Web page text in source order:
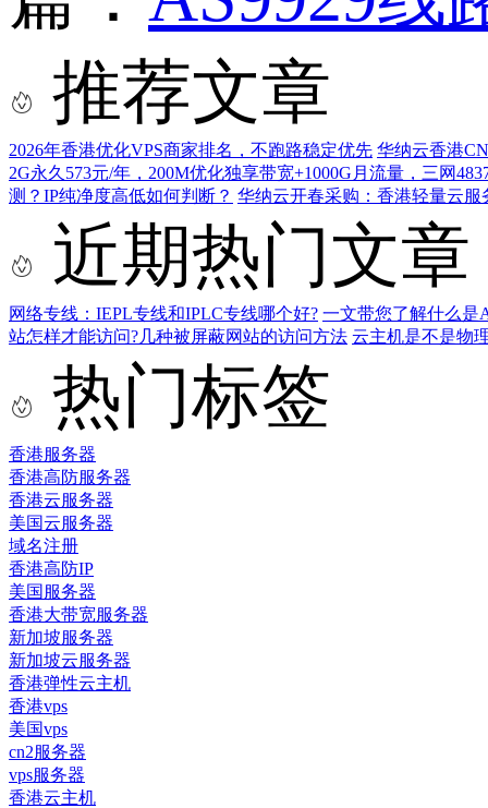
推荐文章
2026年香港优化VPS商家排名，不跑路稳定优先 华纳云香港
2G永久573元/年，200M优化独享带宽+1000G月流量，三网
测？IP纯净度高低如何判断？ 华纳云开春采购：香港轻量云服
近期热门文章
网络专线：IEPL专线和IPLC专线哪个好? 一文带您了解什么是
站怎样才能访问?几种被屏蔽网站的访问方法 云主机是不是物
热门标签
香港服务器
香港高防服务器
香港云服务器
美国云服务器
域名注册
香港高防IP
美国服务器
香港大带宽服务器
新加坡服务器
新加坡云服务器
香港弹性云主机
香港vps
美国vps
cn2服务器
vps服务器
香港云主机